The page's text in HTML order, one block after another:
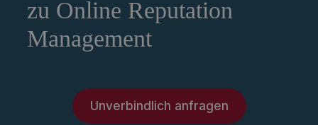
zu Online Reputation
Management
Unverbindlich anfragen